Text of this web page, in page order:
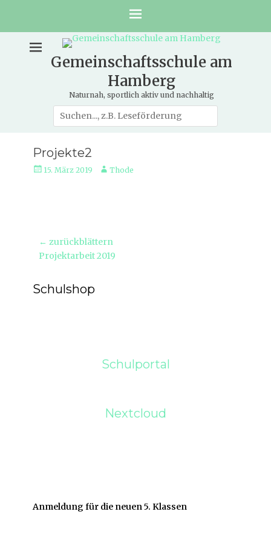
Gemeinschaftsschule am
Hamberg
Naturnah, sportlich aktiv und nachhaltig
Suche
nach:
Projekte2
Veröffentlicht
15. März 2019 AutorThode
Beitragsnavigation
← zurückblättern
Vorheriger
Projektarbeit 2019
Schulshop
Schulportal
Nextcloud
Anmeldung für die neuen 5. Klassen